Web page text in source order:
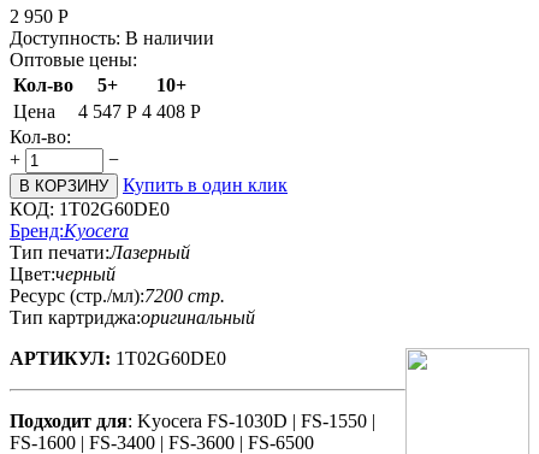
2 950 Р
Доступность: В наличии
Оптовые цены:
Кол-во
5+
10+
Цена
4 547 Р 4 408 Р
Кол-во:
+
−
В КОРЗИНУ
Купить в один клик
КОД: 1T02G60DE0
Бренд:Kyocera
Тип печати:Лазерный
Цвет:черный
Ресурс (стр./мл):7200 стр.
Тип картриджа:оригинальный
АРТИКУЛ: 1T02G60DE0
Подходит для: Kyocera FS-1030D | FS-1550 |
FS-1600 | FS-3400 | FS-3600 | FS-6500